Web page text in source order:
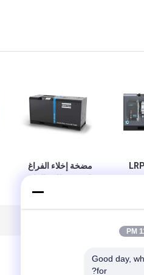
مضخة تفريغ LRP
مضخة إخلاء الفراغ
لمصدر طاقة التيار
المتردد LRP 1000
Good day,
for?